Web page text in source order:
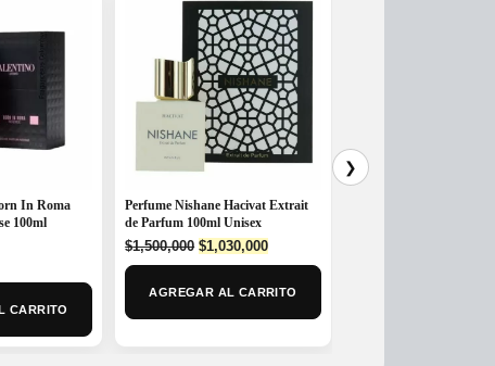
In Roma
100ml
CARRITO
Perfume Nishane Hacivat Extrait
de Parfum 100ml Unisex
$1,500,000 Original
price
$1,030,000Current
price
AGREGAR AL CARRITO
❯